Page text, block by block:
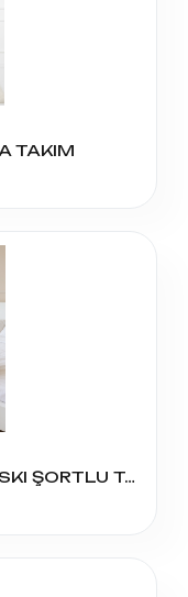
TAKIM
3041 ASLAN KADIN GENİŞ ASKI ŞORTLU TAKIM 4'LÜ